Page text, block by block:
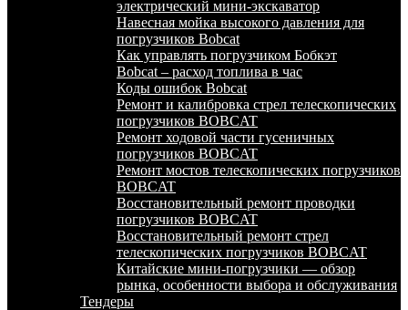
электрический мини-экскаватор
Навесная мойка высокого давления для
погрузчиков Bobcat
Как управлять погрузчиком Бобкэт
Bobcat – расход топлива в час
Коды ошибок Bobcat
Ремонт и калибровка стрел телескопических
погрузчиков BOBCAT
Ремонт ходовой части гусеничных
погрузчиков BOBCAT
Ремонт мостов телескопических погрузчиков
BOBCAT
Восстановительный ремонт проводки
погрузчиков BOBCAT
Восстановительный ремонт стрел
телескопических погрузчиков BOBCAT
Китайские мини-погрузчики — обзор
рынка, особенности выбора и обслуживания
Тендеры